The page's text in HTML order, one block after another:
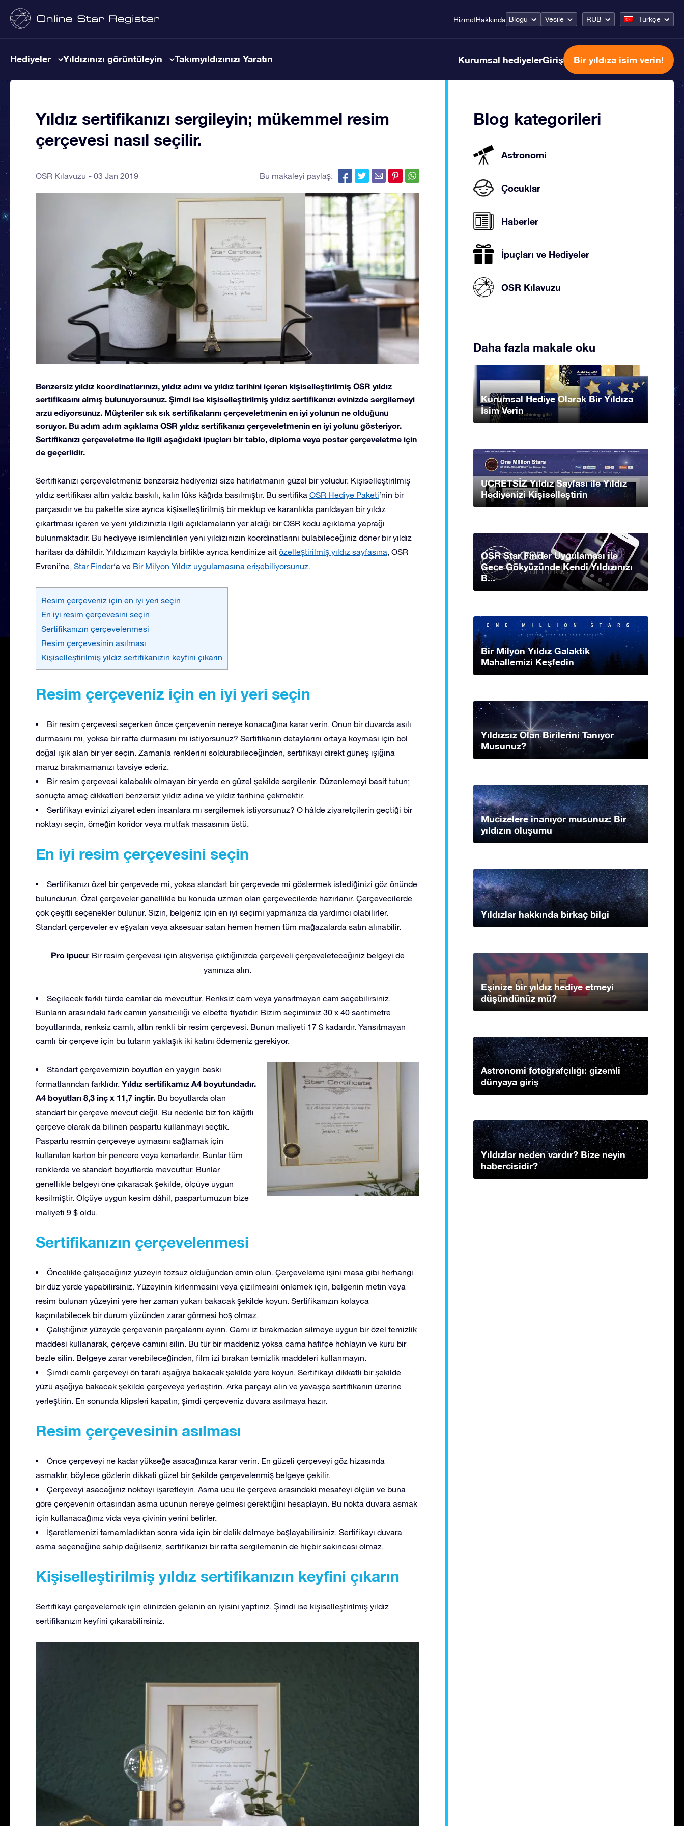
HizmetHakkında Blogu Vesile RUB Türkçe
Hediyeler Yıldızınızı görüntüleyin Takımyıldızınızı Yaratın Kurumsal hediyelerGiriş Bir yıldıza isim verin!
Yıldız sertifikanızı sergileyin; mükemmel resim
çerçevesi nasıl seçilir.
OSR Kılavuzu 03 Jan 2019 Bu makaleyi paylaş:
Benzersiz yıldız koordinatlarınızı, yıldız adını ve yıldız tarihini içeren kişiselleştirilmiş OSR yıldız
sertifikasını almış bulunuyorsunuz. Şimdi ise kişiselleştirilmiş yıldız sertifikanızı evinizde sergilemeyi
arzu ediyorsunuz. Müşteriler sık sık sertifikalarını çerçeveletmenin en iyi yolunun ne olduğunu
soruyor. Bu adım adım açıklama OSR yıldız sertifikanızı çerçeveletmenin en iyi yolunu gösteriyor.
Sertifikanızı çerçeveletme ile ilgili aşağıdaki ipuçları bir tablo, diploma veya poster çerçeveletme için
de geçerlidir.
Sertifikanızı çerçeveletmeniz benzersiz hediyenizi size hatırlatmanın güzel bir yoludur. Kişiselleştirilmiş
yıldız sertifikası altın yaldız baskılı, kalın lüks kâğıda basılmıştır. Bu sertifika OSR Hediye Paketi‘nin bir
parçasıdır ve bu pakette size ayrıca kişiselleştirilmiş bir mektup ve karanlıkta parıldayan bir yıldız
çıkartması içeren ve yeni yıldızınızla ilgili açıklamaların yer aldığı bir OSR kodu açıklama yaprağı
bulunmaktadır. Bu hediyeye isimlendirilen yeni yıldızınızın koordinatlarını bulabileceğiniz döner bir yıldız
haritası da dâhildir. Yıldızınızın kaydıyla birlikte ayrıca kendinize ait özelleştirilmiş yıldız sayfasına, OSR
Evreni’ne, Star Finder‘a ve Bir Milyon Yıldız uygulamasına erişebiliyorsunuz.
Resim çerçeveniz için en iyi yeri seçin
En iyi resim çerçevesini seçin
Sertifikanızın çerçevelenmesi
Resim çerçevesinin asılması
Kişiselleştirilmiş yıldız sertifikanızın keyfini çıkarın
Resim çerçeveniz için en iyi yeri seçin
Bir resim çerçevesi seçerken önce çerçevenin nereye konacağına karar verin. Onun bir duvarda asılı
durmasını mı, yoksa bir rafta durmasını mı istiyorsunuz? Sertifikanın detaylarını ortaya koyması için bol
doğal ışık alan bir yer seçin. Zamanla renklerini soldurabileceğinden, sertifikayı direkt güneş ışığına
maruz bırakmamanızı tavsiye ederiz.
Bir resim çerçevesi kalabalık olmayan bir yerde en güzel şekilde sergilenir. Düzenlemeyi basit tutun;
sonuçta amaç dikkatleri benzersiz yıldız adına ve yıldız tarihine çekmektir.
Sertifikayı evinizi ziyaret eden insanlara mı sergilemek istiyorsunuz? O hâlde ziyaretçilerin geçtiği bir
noktayı seçin, örneğin koridor veya mutfak masasının üstü.
En iyi resim çerçevesini seçin
Sertifikanızı özel bir çerçevede mi, yoksa standart bir çerçevede mi göstermek istediğinizi göz önünde
bulundurun. Özel çerçeveler genellikle bu konuda uzman olan çerçevecilerde hazırlanır. Çerçevecilerde
çok çeşitli seçenekler bulunur. Sizin, belgeniz için en iyi seçimi yapmanıza da yardımcı olabilirler.
Standart çerçeveler ev eşyaları veya aksesuar satan hemen hemen tüm mağazalarda satın alınabilir.
Pro ipucu: Bir resim çerçevesi için alışverişe çıktığınızda çerçeveli çerçeveleteceğiniz belgeyi de
yanınıza alın.
Seçilecek farklı türde camlar da mevcuttur. Renksiz cam veya yansıtmayan cam seçebilirsiniz.
Bunların arasındaki fark camın yansıtıcılığı ve elbette fiyatıdır. Bizim seçimimiz 30 x 40 santimetre
boyutlarında, renksiz camlı, altın renkli bir resim çerçevesi. Bunun maliyeti 17 $ kadardır. Yansıtmayan
camlı bir çerçeve için bu tutarın yaklaşık iki katını ödemeniz gerekiyor.
Standart çerçevemizin boyutları en yaygın baskı
formatlarından farklıdır. Yıldız sertifikamız A4 boyutundadır.
A4 boyutları 8,3 inç x 11,7 inçtir. Bu boyutlarda olan
standart bir çerçeve mevcut değil. Bu nedenle biz fon kâğıtlı
çerçeve olarak da bilinen paspartu kullanmayı seçtik.
Paspartu resmin çerçeveye uymasını sağlamak için
kullanılan karton bir pencere veya kenarlardır. Bunlar tüm
renklerde ve standart boyutlarda mevcuttur. Bunlar
genellikle belgeyi öne çıkaracak şekilde, ölçüye uygun
kesilmiştir. Ölçüye uygun kesim dâhil, paspartumuzun bize
maliyeti 9 $ oldu.
Sertifikanızın çerçevelenmesi
Öncelikle çalışacağınız yüzeyin tozsuz olduğundan emin olun. Çerçeveleme işini masa gibi herhangi
bir düz yerde yapabilirsiniz. Yüzeyinin kirlenmesini veya çizilmesini önlemek için, belgenin metin veya
resim bulunan yüzeyini yere her zaman yukarı bakacak şekilde koyun. Sertifikanızın kolayca
kaçınılabilecek bir durum yüzünden zarar görmesi hoş olmaz.
Çalıştığınız yüzeyde çerçevenin parçalarını ayırın. Camı iz bırakmadan silmeye uygun bir özel temizlik
maddesi kullanarak, çerçeve camını silin. Bu tür bir maddeniz yoksa cama hafifçe hohlayın ve kuru bir
bezle silin. Belgeye zarar verebileceğinden, film izi bırakan temizlik maddeleri kullanmayın.
Şimdi camlı çerçeveyi ön tarafı aşağıya bakacak şekilde yere koyun. Sertifikayı dikkatli bir şekilde
yüzü aşağıya bakacak şekilde çerçeveye yerleştirin. Arka parçayı alın ve yavaşça sertifikanın üzerine
yerleştirin. En sonunda klipsleri kapatın; şimdi çerçeveniz duvara asılmaya hazır.
Resim çerçevesinin asılması
Önce çerçeveyi ne kadar yükseğe asacağınıza karar verin. En güzeli çerçeveyi göz hizasında
asmaktır, böylece gözlerin dikkati güzel bir şekilde çerçevelenmiş belgeye çekilir.
Çerçeveyi asacağınız noktayı işaretleyin. Asma ucu ile çerçeve arasındaki mesafeyi ölçün ve buna
göre çerçevenin ortasından asma ucunun nereye gelmesi gerektiğini hesaplayın. Bu nokta duvara asmak
için kullanacağınız vida veya çivinin yerini belirler.
İşaretlemenizi tamamladıktan sonra vida için bir delik delmeye başlayabilirsiniz. Sertifikayı duvara
asma seçeneğine sahip değilseniz, sertifikanızı bir rafta sergilemenin de hiçbir sakıncası olmaz.
Kişiselleştirilmiş yıldız sertifikanızın keyfini çıkarın
Sertifikayı çerçevelemek için elinizden gelenin en iyisini yaptınız. Şimdi ise kişiselleştirilmiş yıldız
sertifikanızın keyfini çıkarabilirsiniz.
Blog kategorileri
Astronomi
Çocuklar
Haberler
İpuçları ve Hediyeler
OSR Kılavuzu
Daha fazla makale oku
Kurumsal Hediye Olarak Bir Yıldıza
İsim Verin
UCRETSİZ Yıldız Sayfası ile Yıldız
Hediyenizi Kişiselleştirin
OSR Star Finder Uygulaması ile
Gece Gökyüzünde Kendi Yıldızınızı
B...
Bir Milyon Yıldız Galaktik
Mahallemizi Keşfedin
Yıldızsız Olan Birilerini Tanıyor
Musunuz?
Mucizelere inanıyor musunuz: Bir
yıldızın oluşumu
Yıldızlar hakkında birkaç bilgi
Eşinize bir yıldız hediye etmeyi
düşündünüz mü?
Astronomi fotoğrafçılığı: gizemli
dünyaya giriş
Yıldızlar neden vardır? Bize neyin
habercisidir?